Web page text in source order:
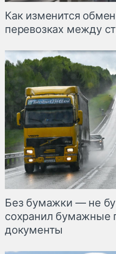
Как изменится
перевозках между
Без бумажки — не
сохранил бумажные
документы